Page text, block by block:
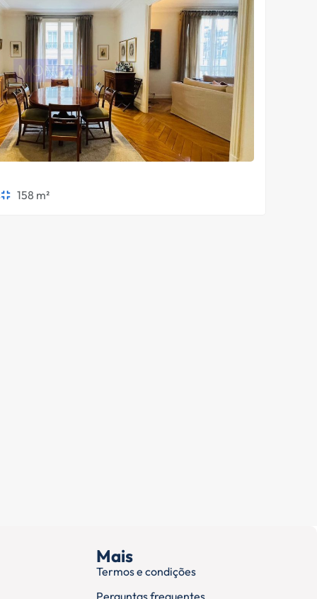
158 m²
Mais
Termos e condições
Perguntas frequentes